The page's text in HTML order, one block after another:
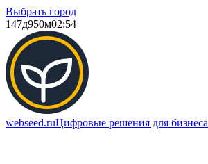
Выбрать город
147д950м02:54
webseed.ruЦифровые решения для бизнеса